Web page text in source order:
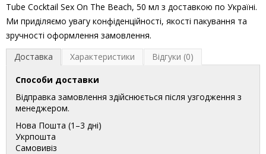
Tube Cocktail Sex On The Beach, 50 мл з доставкою по Україні.
Ми приділяємо увагу конфіденційності, якості пакування та
зручності оформлення замовлення.
Доставка
Характеристики Відгуки (0)
Способи доставки
Відправка замовлення здійснюється після узгодження з
менеджером.
Нова Пошта (1–3 дні)
Укрпошта
Самовивіз